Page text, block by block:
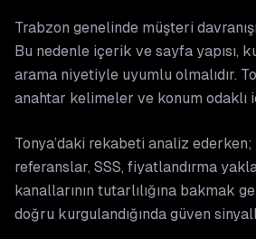
Trabzon genelinde müşteri
Bu nedenle içerik ve sayfa yapısı,
arama niyetiyle uyumlu olmalıdır.
anahtar kelimeler ve konum odaklı
Tonya’daki rekabeti analiz
referanslar, SSS, fiyatlandırma
kanallarının tutarlılığına bakmak
doğru kurgulandığında güven